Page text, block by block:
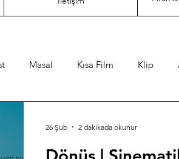
Masal Kısa Film Klip
26 Şub 2 dakikada okunur